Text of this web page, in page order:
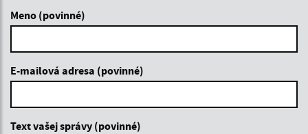
Meno (povinné)
E-mailová adresa (povinné)
Text vašej správy (povinné)